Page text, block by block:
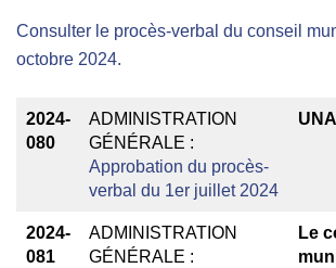
Consulter le procès-verbal du conseil
octobre 2024.
2024-
080
ADMINISTRATION
GÉNÉRALE :
Approbation du procès-
verbal du 1er juillet 2024
2024-
081
ADMINISTRATION
GÉNÉRALE :
Le